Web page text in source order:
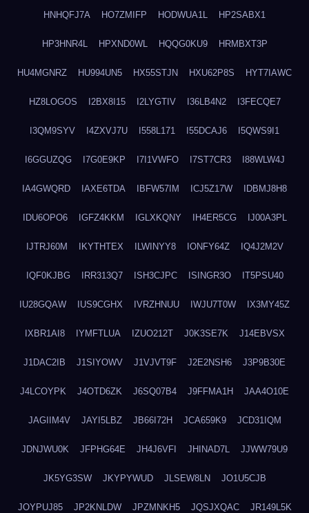
HNHQFJ7A HO7ZMIFP HODWUA1L HP2SABX1
HP3HNR4L HPXND0WL HQQG0KU9 HRMBXT3P
HU4MGNRZ HU994UN5 HX55STJN HXU62P8S HYT7IAWC
HZ8LOGOS I2BX8I15 I2LYGTIV I36LB4N2 I3FECQE7
I3QM9SYV I4ZXVJ7U I558L171 I55DCAJ6 I5QWS9I1
I6GGUZQG I7G0E9KP I7I1VWFO I7ST7CR3 I88WLW4J
IA4GWQRD IAXE6TDA IBFW57IM ICJ5Z17W IDBMJ8H8
IDU6OPO6 IGFZ4KKM IGLXKQNY IH4ER5CG IJ00A3PL
IJTRJ60M IKYTHTEX ILWINYY8 IONFY64Z IQ4J2M2V
IQF0KJBG IRR313Q7 ISH3CJPC ISINGR3O IT5PSU40
IU28GQAW IUS9CGHX IVRZHNUU IWJU7T0W IX3MY45Z
IXBR1AI8 IYMFTLUA IZUO212T J0K3SE7K J14EBVSX
J1DAC2IB J1SIYOWV J1VJVT9F J2E2NSH6 J3P9B30E
J4LCOYPK J4OTD6ZK J6SQ07B4 J9FFMA1H JAA4O10E
JAGIIM4V JAYI5LBZ JB66I72H JCA659K9 JCD31IQM
JDNJWU0K JFPHG64E JH4J6VFI JHINAD7L JJWW79U9
JK5YG3SW JKYPYWUD JLSEW8LN JO1U5CJB
JOYPUJ85 JP2KNLDW JPZMNKH5 JQSJXQAC JR149L5K